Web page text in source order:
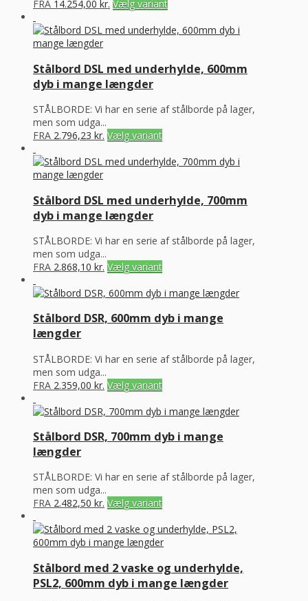
FRA 14.254,00 kr. Vælg variant
Stålbord DSL med underhylde, 600mm
dyb i mange længder
STÅLBORDE: Vi har en serie af stålborde på lager,
men som udga...
FRA 2.796,23 kr. Vælg variant
Stålbord DSL med underhylde, 700mm
dyb i mange længder
STÅLBORDE: Vi har en serie af stålborde på lager,
men som udga...
FRA 2.868,10 kr. Vælg variant
Stålbord DSR, 600mm dyb i mange
længder
STÅLBORDE: Vi har en serie af stålborde på lager,
men som udga...
FRA 2.359,00 kr. Vælg variant
Stålbord DSR, 700mm dyb i mange
længder
STÅLBORDE: Vi har en serie af stålborde på lager,
men som udga...
FRA 2.482,50 kr. Vælg variant
Stålbord med 2 vaske og underhylde,
PSL2, 600mm dyb i mange længder